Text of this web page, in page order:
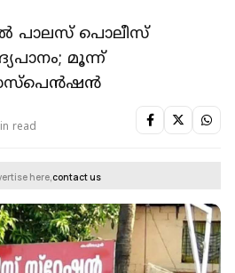
പാലസ് പൊലീസ്
മൂന്ന്
സസ്‌പെന്‍ഷന്‍
read
here,contact us